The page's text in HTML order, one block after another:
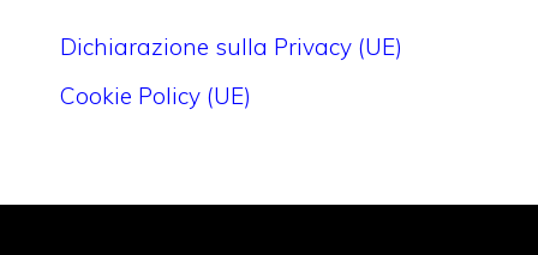
Dichiarazione sulla Privacy (UE)
Cookie Policy (UE)